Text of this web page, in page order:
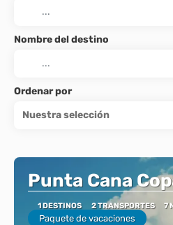
Nombre del destino
Ordenar por
Nuestra selección
Punta Cana
1 DESTINOS 2 TRANSPORTES 7
Paquete de vacaciones